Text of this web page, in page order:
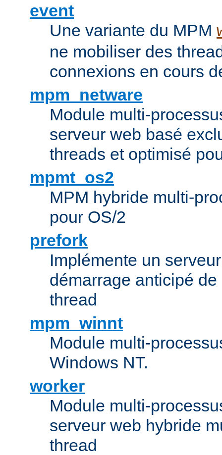
event
Une variante du MPM
ne mobiliser des
connexions en cours
mpm_netware
Module multi-
serveur web basé
threads et optimisé
mpmt_os2
MPM hybride multi-
pour OS/2
prefork
Implémente un
démarrage anticipé
thread
mpm_winnt
Module multi-
Windows NT.
worker
Module multi-
serveur web hybride
thread